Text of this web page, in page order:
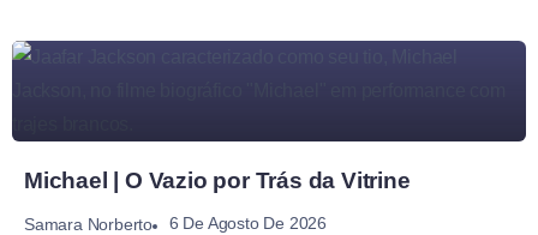
Michael | O Vazio por Trás da Vitrine
Samara Norberto 6 De Agosto De 2026